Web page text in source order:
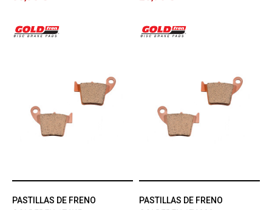
PASTILLAS DE FRENO
PASTILLAS DE FRENO